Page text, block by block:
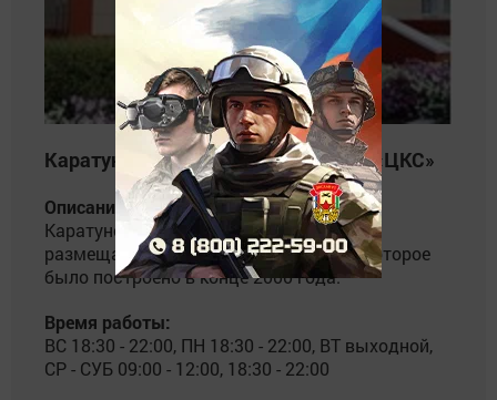
Каратунский СДК филиал №4 МБУ «ЦКС»
Описание:
Каратунский сельский дом культуры
размещается в двухэтажном здании, которое
было построено в конце 2000 года.
Время работы:
ВС 18:30 - 22:00, ПН 18:30 - 22:00, ВТ выходной,
СР - СУБ 09:00 - 12:00, 18:30 - 22:00